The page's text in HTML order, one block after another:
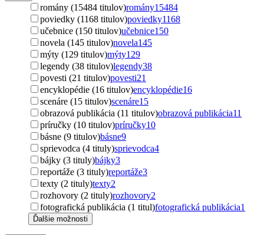
romány (15484 titulov)romány15484
poviedky (1168 titulov)poviedky1168
učebnice (150 titulov)učebnice150
novela (145 titulov)novela145
mýty (129 titulov)mýty129
legendy (38 titulov)legendy38
povesti (21 titulov)povesti21
encyklopédie (16 titulov)encyklopédie16
scenáre (15 titulov)scenáre15
obrazová publikácia (11 titulov)obrazová publikácia11
príručky (10 titulov)príručky10
básne (9 titulov)básne9
sprievodca (4 tituly)sprievodca4
bájky (3 tituly)bájky3
reportáže (3 tituly)reportáže3
texty (2 tituly)texty2
rozhovory (2 tituly)rozhovory2
fotografická publikácia (1 titul)fotografická publikácia1
Ďalšie možnosti